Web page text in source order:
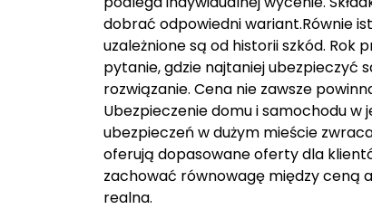
dobrać odpowiedni wariant.Równie
uzależnione są od historii szkód.
pytanie, gdzie najtaniej ubezpieczyć
rozwiązanie. Cena nie zawsze
Ubezpieczenie domu i samochodu
ubezpieczeń w dużym mieście
oferują dopasowane oferty dla
zachować równowagę między ceną
realna.